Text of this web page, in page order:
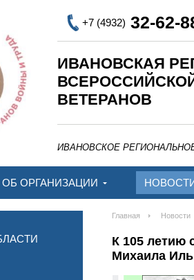
+7 (4932) 32-62-
ИВАНОВСКАЯ
ВЕТЕРАНОВ
ИВАНОВСКОЕ
ОБ ОРГАНИЗАЦИИ
Главная Новости
К 105 летию
Михаила